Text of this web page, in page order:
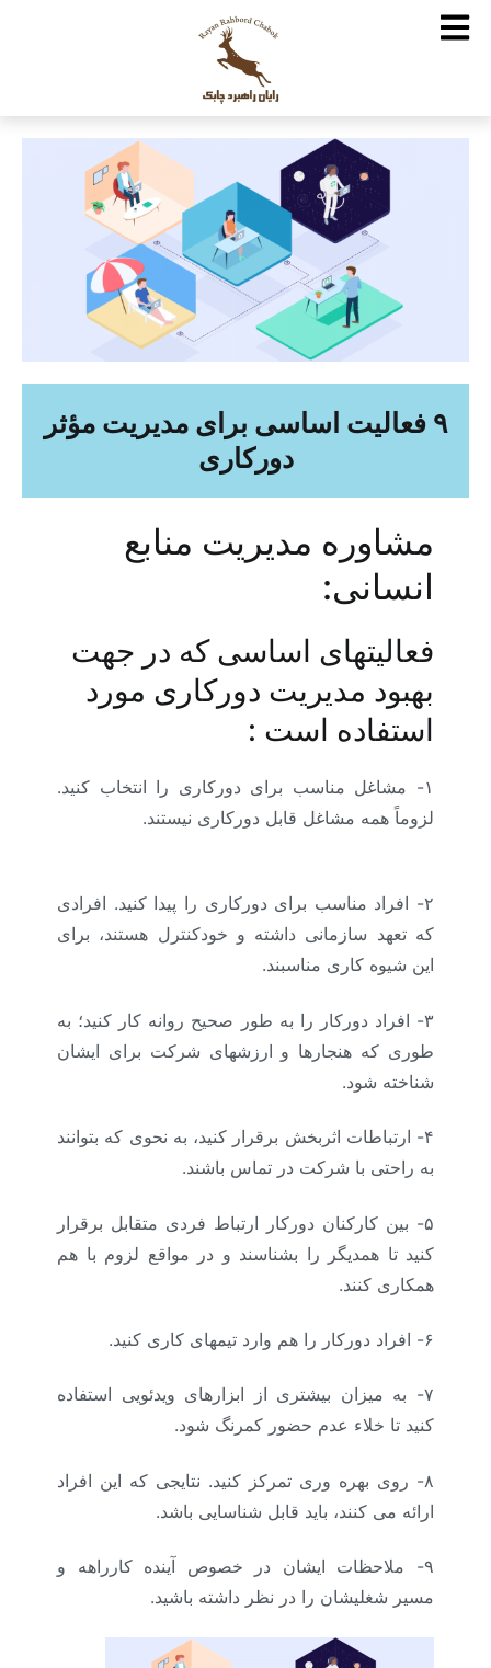
۹ فعالیت اساسی برای مدیریت مؤثر
دورکاری
مشاوره مدیریت منابع
انسانی:
فعالیتهای اساسی که در جهت
بهبود مدیریت دورکاری مورد
استفاده است :
۱- مشاغل مناسب برای دورکاری را انتخاب کنید.
لزوماً همه مشاغل قابل دورکاری نیستند.
۲- افراد مناسب برای دورکاری را پیدا کنید. افرادی
که تعهد سازمانی داشته و خودکنترل هستند، برای
این شیوه کاری مناسبند.
۳- افراد دورکار را به طور صحیح روانه کار کنید؛ به
طوری که هنجارها و ارزشهای شرکت برای ایشان
شناخته شود.
۴- ارتباطات اثربخش برقرار کنید، به نحوی که بتوانند
به راحتی با شرکت در تماس باشند.
۵- بین کارکنان دورکار ارتباط فردی متقابل برقرار
کنید تا همدیگر را بشناسند و در مواقع لزوم با هم
همکاری کنند.
۶- افراد دورکار را هم وارد تیمهای کاری کنید.
۷- به میزان بیشتری از ابزارهای ویدئویی استفاده
کنید تا خلاء عدم حضور کمرنگ شود.
۸- روی بهره وری تمرکز کنید. نتایجی که این افراد
ارائه می کنند، باید قابل شناسایی باشد.
۹- ملاحظات ایشان در خصوص آینده کارراهه و
مسیر شغلیشان را در نظر داشته باشید.